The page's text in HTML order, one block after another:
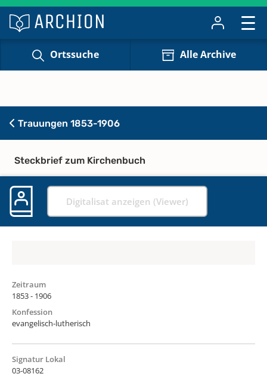
Ortssuche Alle Archive
Trauungen 1853-1906
Steckbrief zum Kirchenbuch
Digitalisat anzeigen (Viewer)
Zeitraum
1853 - 1906
Konfession
evangelisch-lutherisch
Signatur Lokal
03-08162